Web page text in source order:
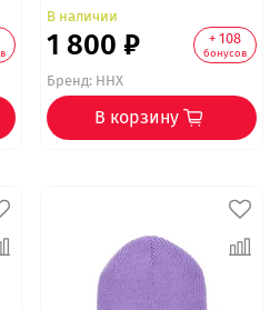
В наличии
1 800 ₽ + 108
бонусов
Бренд:ННХ
В корзину